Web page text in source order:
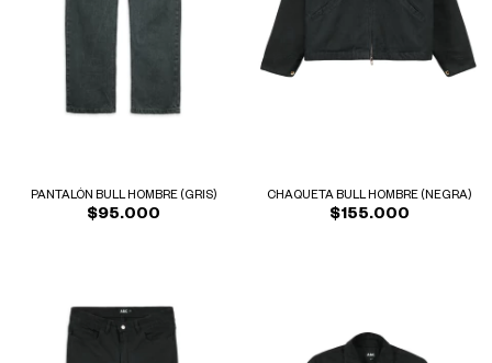
PANTALÓN BULL HOMBRE (GRIS)
$95.000
CHAQUETA BULL HOMBRE (NEGRA)
$155.000